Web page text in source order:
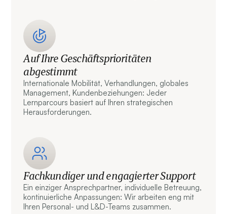
Auf Ihre Geschäftsprioritäten
abgestimmt
Internationale Mobilität, Verhandlungen, globales
Management, Kundenbeziehungen: Jeder
Lernparcours basiert auf Ihren strategischen
Herausforderungen.
Fachkundiger und engagierter Support
Ein einziger Ansprechpartner, individuelle Betreuung,
kontinuierliche Anpassungen: Wir arbeiten eng mit
Ihren Personal- und L&D-Teams zusammen.